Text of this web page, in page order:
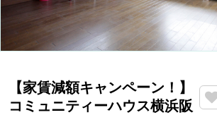
【家賃減額キャンペーン！】
コミュニティーハウス横浜阪